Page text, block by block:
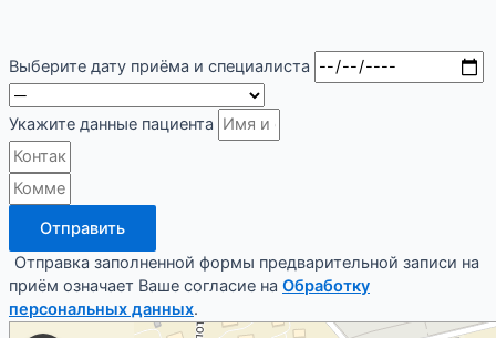
Выберите дату приёма и специалиста
Укажите данные пациента
Отправить
Отправка заполненной формы предварительной записи на
приём означает Ваше согласие на Обработку
персональных данных.